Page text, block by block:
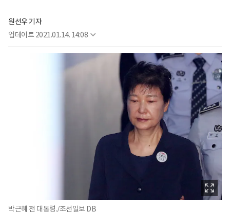
원선우 기자
업데이트 2021.01.14. 14:08
박근혜 전 대통령./조선일보 DB